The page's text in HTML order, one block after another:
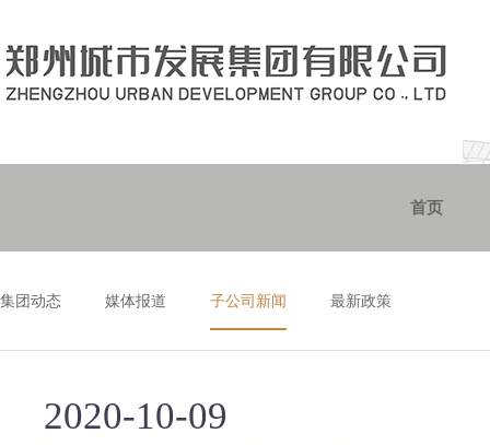
首页
集团动态 媒体报道 子公司新闻 最新政策
2020-10-09